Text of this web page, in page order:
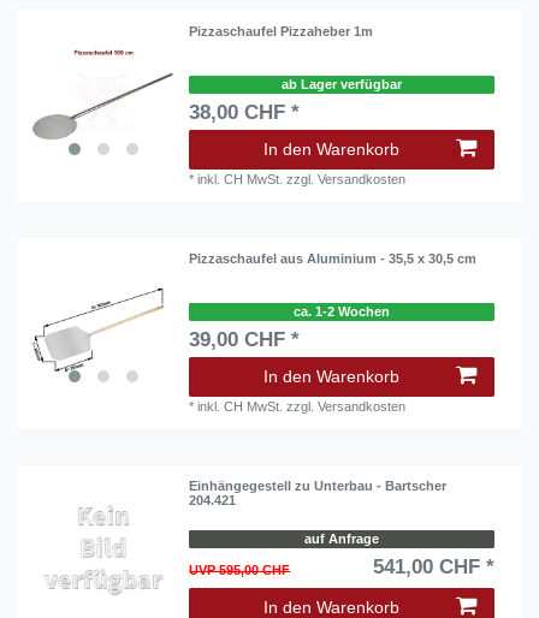
Pizzaschaufel Pizzaheber 1m
ab Lager verfügbar
38,00 CHF *
In den Warenkorb
*inkl. CH MwSt. zzgl.Versandkosten
Pizzaschaufel aus Aluminium - 35,5 x 30,5 cm
ca. 1-2 Wochen
39,00 CHF *
In den Warenkorb
*inkl. CH MwSt. zzgl.Versandkosten
Einhängegestell zu Unterbau - Bartscher
204.421
auf Anfrage
UVP 595,00 CHF 541,00 CHF *
In den Warenkorb